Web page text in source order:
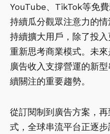
YouTube、TikTok等免
持續瓜分觀眾注意力的
持續擴大用戶，除了投
重新思考商業模式。未
廣告收入支撐營運的新
續關注的重要趨勢。
從訂閱制到廣告方案，
式，全球串流平台正逐